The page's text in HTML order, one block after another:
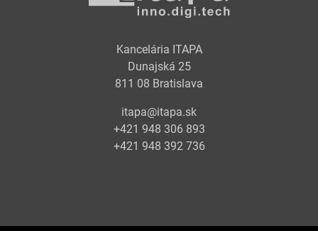
Kancelária ITAPA
Dunajská 25
811 08 Bratislava
itapa@itapa.sk
+421 948 306 893
+421 948 392 736